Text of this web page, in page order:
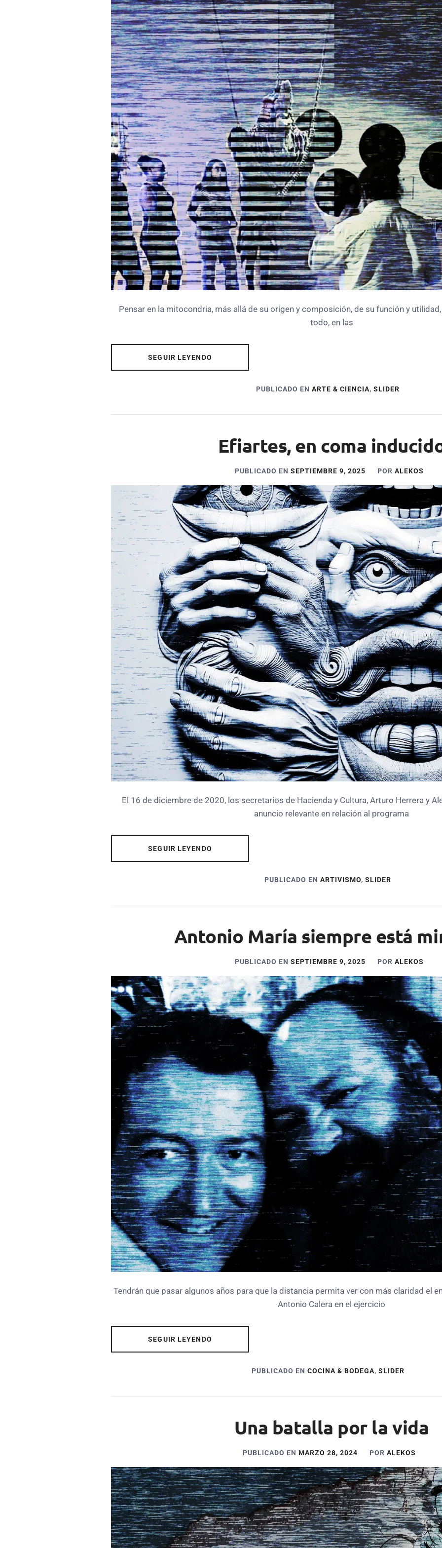
Pensar en la mitocondria, más allá de su origen y composición, de su función y
todo, en las
SEGUIR LEYENDO
PUBLICADO EN ARTE & CIENCIA, SLIDER
Efiartes, en coma
PUBLICADO EN SEPTIEMBRE 9, 2025 POR ALEKOS
El 16 de diciembre de 2020, los secretarios de Hacienda y Cultura, Arturo Herrera y
anuncio relevante en relación al programa
SEGUIR LEYENDO
PUBLICADO EN ARTIVISMO, SLIDER
Antonio María siempre está
PUBLICADO EN SEPTIEMBRE 9, 2025 POR ALEKOS
Tendrán que pasar algunos años para que la distancia permita ver con más claridad el
Antonio Calera en el ejercicio
SEGUIR LEYENDO
PUBLICADO EN COCINA & BODEGA, SLIDER
Una batalla por la vida
PUBLICADO EN MARZO 28, 2024 POR ALEKOS